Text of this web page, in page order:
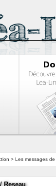
> Les messages de
Reseau